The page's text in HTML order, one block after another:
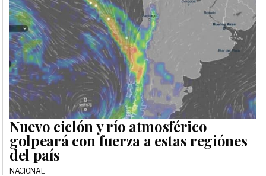
Nuevo ciclón y río atmosférico
golpeará con fuerza a estas regiónes
del país
NACIONAL